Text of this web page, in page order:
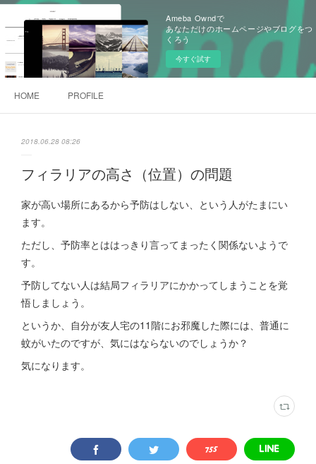
Ameba Owndで
あなただけのホームページやブログをつ
くろう
今すぐ試す
HOME PROFILE
2018.06.28 08:26
フィラリアの高さ（位置）の問題
家が高い場所にあるから予防はしない、という人がたまにい
ます。
ただし、予防率とははっきり言ってまったく関係ないようで
す。
予防してない人は結局フィラリアにかかってしまうことを覚
悟しましょう。
というか、自分が友人宅の11階にお邪魔した際には、普通に
蚊がいたのですが、気にはならないのでしょうか？
気になります。